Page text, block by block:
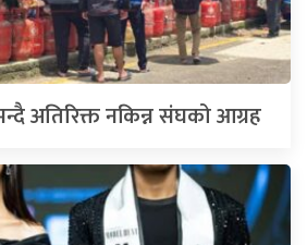
अतिरिक्त नकिन्न संघको आग्रह